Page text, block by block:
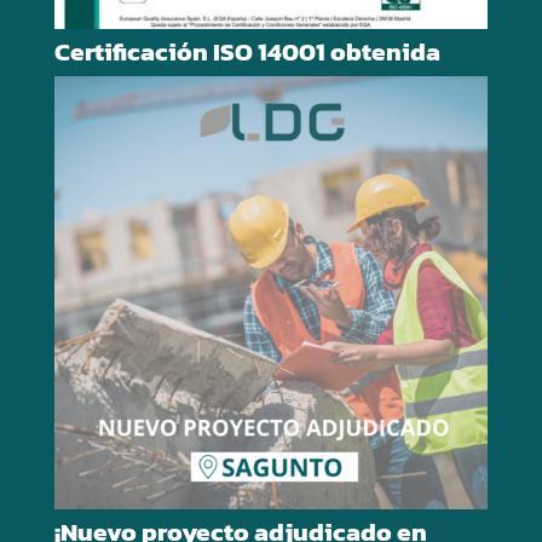
Certificación ISO 14001 obtenida
¡Nuevo proyecto adjudicado en